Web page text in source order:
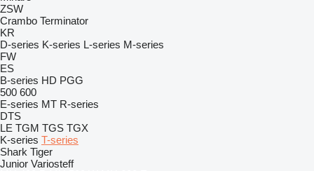
ZSW
Crambo Terminator
KR
D-series K-series L-series M-series
FW
ES
B-series HD PGG
500 600
E-series MT R-series
DTS
LE TGM TGS TGX
K-series T-series
Shark Tiger
Junior Variosteff